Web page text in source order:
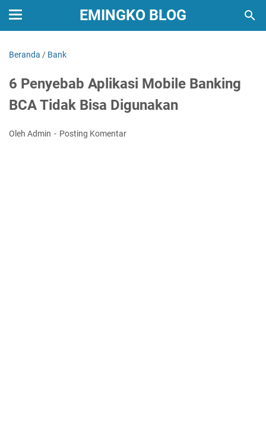
EMINGKO BLOG
Beranda / Bank
6 Penyebab Aplikasi Mobile Banking
BCA Tidak Bisa Digunakan
Oleh Admin Posting Komentar